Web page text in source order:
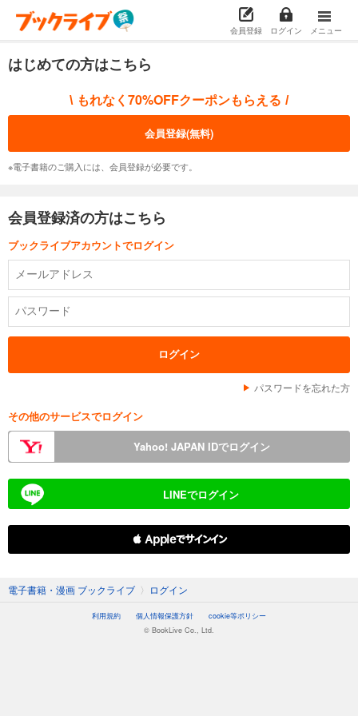
会員登録 ログイン メニュー
はじめての方はこちら
\ もれなく70%OFFクーポンもらえる /
会員登録(無料)
※電子書籍のご購入には、会員登録が必要です。
会員登録済の方はこちら
ブックライブアカウントでログイン
パスワードを忘れた方
その他のサービスでログイン
Yahoo! JAPAN IDでログイン
LINEでログイン
 Appleでサインイン
電子書籍・漫画 ブックライブ 〉 ログイン
利用規約 個人情報保護方針
cookie等ポリシー
© BookLive Co., Ltd.